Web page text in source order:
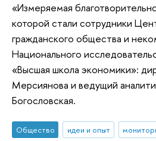
«Измеряемая
которой стали сотрудники
гражданского общества и
Национального
«Высшая школа экономики»:
Мерсиянова и ведущий
Богословская.
Общество идеи и опыт